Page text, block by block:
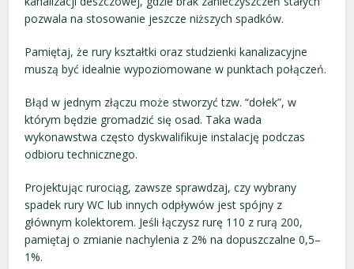
pozwala na stosowanie jeszcze niższych spadków.
Pamiętaj, że rury kształtki oraz studzienki kanalizacyjne
muszą być idealnie wypoziomowane w punktach połączeń.
Błąd w jednym złączu może stworzyć tzw. “dołek”, w
którym będzie gromadzić się osad. Taka wada
wykonawstwa często dyskwalifikuje instalację podczas
odbioru technicznego.
Projektując rurociąg, zawsze sprawdzaj, czy wybrany
spadek rury WC lub innych odpływów jest spójny z
głównym kolektorem. Jeśli łączysz rurę 110 z rurą 200,
pamiętaj o zmianie nachylenia z 2% na dopuszczalne 0,5–
1%.